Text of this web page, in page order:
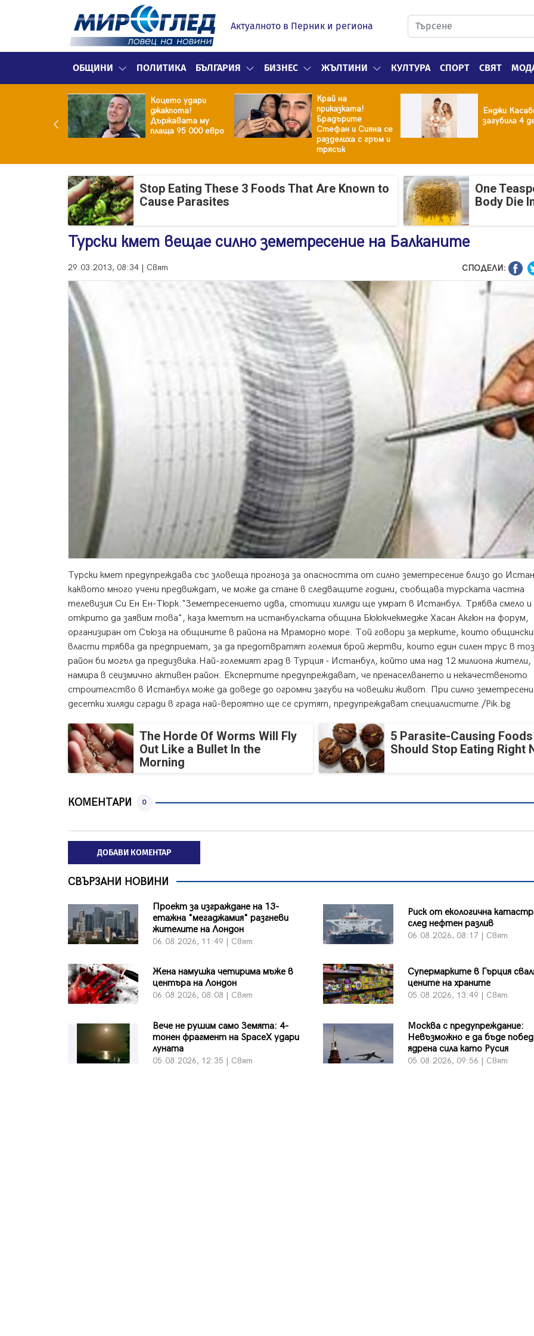
Актуалното в Перник и региона
ОБЩИНИ ПОЛИТИКА БЪЛГАРИЯ БИЗНЕС ЖЪЛТИНИ КУЛТУРА СПОРТ СВЯТ
Коцето удари
джакпота!
Държавата му
плаща 95 000 евро
Край на
приказката!
Брадърите
Стефан и Сияна се
разделиха с гръм и
трясък
Енджи
загубила 4
Stop Eating These 3 Foods That Are Known to
Cause Parasites
One
Body Die
Турски кмет вещае силно земетресение на Балканите
29.03.2013, 08:34 | Свят СПОДЕЛИ:
Турски кмет предупреждава със зловеща прогноза за опасността от силно земетресение близо до
каквото много учени предвиждат, че може да стане в следващите години, съобщава турската частна
телевизия Си Ен Ен-Тюрк."Земетресението идва, стотици хиляди ще умрат в Истанбул. Трябва смело и
открито да заявим това", каза кметът на истанбулската община Бююкчекмедже Хасан Акгюн на форум,
организиран от Съюза на общините в района на Мраморно море. Той говори за мерките, които
власти трябва да предприемат, за да предотвратят големия брой жертви, които един силен трус в
район би могъл да предизвика.Най-големият град в Турция - Истанбул, който има над 12 милиона жители,
намира в сеизмично активен район. Експертите предупреждават, че пренаселването и некачественото
строителство в Истанбул може да доведе до огромни загуби на човешки живот. При силно
десетки хиляди сгради в града най-вероятно ще се срутят, предупреждават специалистите./Pik.bg
The Horde Of Worms Will Fly
Out Like a Bullet In the
Morning
5 Parasite-Causing
Should Stop Eating Right
КОМЕНТАРИ 0
ДОБАВИ КОМЕНТАР
СВЪРЗАНИ НОВИНИ
Проект за изграждане на 13-
етажна "мегаджамия" разгневи
жителите на Лондон
06.08.2026, 11:49 | Свят
Риск от екологична
след нефтен разлив
06.08.2026, 08:17 | Свят
Жена намушка четирима мъже в
центъра на Лондон
06.08.2026, 08:08 | Свят
Супермарките в Гърция
цените на храните
05.08.2026, 13:49 | Свят
Вече не рушим само Земята: 4-
тонен фрагмент на SpaceX удари
луната
05.08.2026, 12:35 | Свят
Москва с предупреждание:
Невъзможно е да бъде
ядрена сила като Русия
05.08.2026, 09:56 | Свят